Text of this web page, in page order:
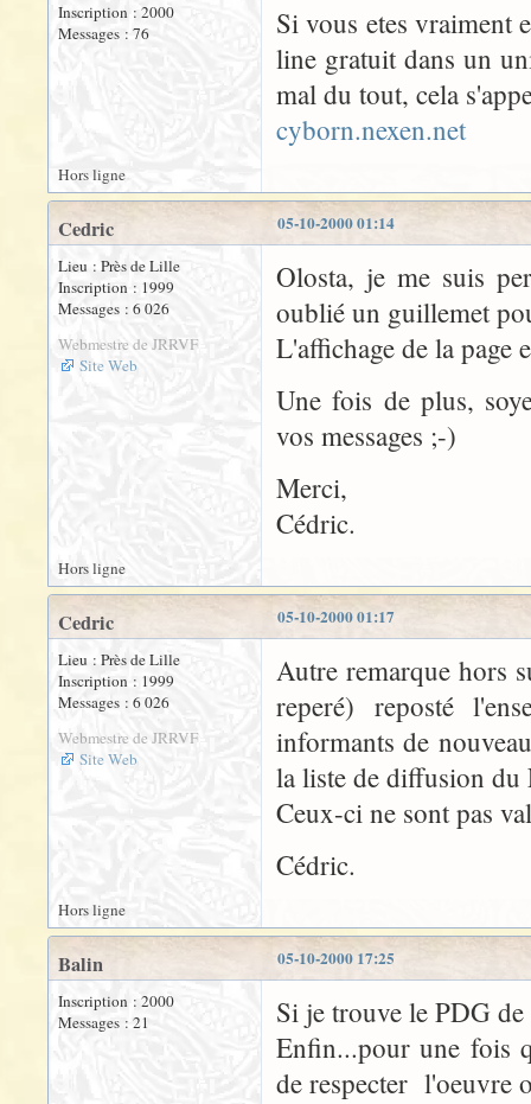
Inscription : 2000
Messages : 76
Si vous etes vraiment
line gratuit dans un
mal du tout, cela
cyborn.nexen.net
Hors ligne
05-10-2000 01:14
Cedric
Lieu : Près de Lille
Inscription : 1999
Messages : 6 026
Webmestre de JRRVF
Site Web
Olosta, je me suis
oublié un guillemet
L'affichage de la page
Une fois de plus,
vos messages ;-)
Merci,
Cédric.
Hors ligne
05-10-2000 01:17
Cedric
Lieu : Près de Lille
Inscription : 1999
Messages : 6 026
Webmestre de JRRVF
Site Web
Autre remarque hors
reperé) reposté
informants de
la liste de diffusion du
Ceux-ci ne sont pas
Cédric.
Hors ligne
05-10-2000 17:25
Balin
Inscription : 2000
Messages : 21
Si je trouve le PDG
Enfin...pour une fois
de respecter l'oeuvre